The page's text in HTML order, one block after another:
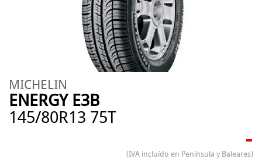
MICHELIN
ENERGY E3B
145/80R13 75T
-
(IVA incluído en Península y Baleares)